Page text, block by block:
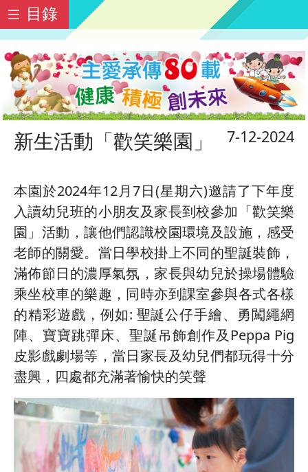
目錄
7-12-2024
新生活動「歡笑樂園」
本園於2024年12月7日(星期六)邀請了下年度
入讀幼兒班的小朋友及家長到校參加「歡笑樂
園」活動，讓他們認識校園環境及設施，感受
老師的關愛。當日學校掛上不同的聖誕裝飾，
滿佈節日的濃厚氣氛，家長與幼兒於操場體驗
乘坐校車的樂趣，同時亦到課室參與各式各樣
的精彩遊戲，例如: 聖誕公仔手繪、勇闖繩網
陣、寶寶跳彈床、聖誕吊飾創作及Peppa Pig
皮影戲劇場等，當日家長及幼兒們都玩得十分
盡興，四處都充滿著愉快的笑聲